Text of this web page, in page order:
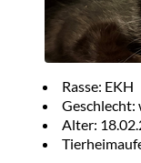
Rasse: EKH
Geschlecht:
Alter: